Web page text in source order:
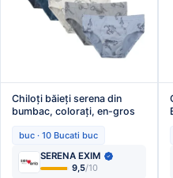
Chiloți băieți serena din
bumbac, colorați, en-gros
buc · 10 Bucati buc
SERENA EXIM
9,5/10